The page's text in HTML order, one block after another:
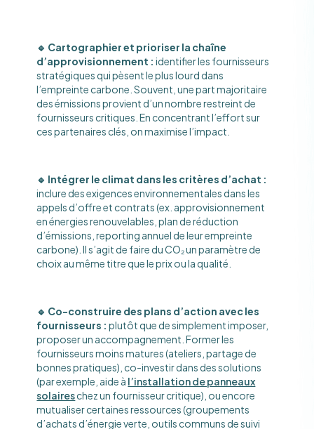
🔹 Cartographier et prioriser la chaîne
d’approvisionnement : identifier les fournisseurs
stratégiques qui pèsent le plus lourd dans
l’empreinte carbone. Souvent, une part majoritaire
des émissions provient d’un nombre restreint de
fournisseurs critiques. En concentrant l’effort sur
ces partenaires clés, on maximise l’impact.
🔹 Intégrer le climat dans les critères d’achat :
inclure des exigences environnementales dans les
appels d’offre et contrats (ex. approvisionnement
en énergies renouvelables, plan de réduction
d’émissions, reporting annuel de leur empreinte
carbone). Il s’agit de faire du CO₂ un paramètre de
choix au même titre que le prix ou la qualité.
🔹 Co-construire des plans d’action avec les
fournisseurs : plutôt que de simplement imposer,
proposer un accompagnement. Former les
fournisseurs moins matures (ateliers, partage de
bonnes pratiques), co-investir dans des solutions
(par exemple, aide à l’installation de panneaux
solaireschez un fournisseur critique), ou encore
mutualiser certaines ressources (groupements
d’achats d’énergie verte, outils communs de suivi